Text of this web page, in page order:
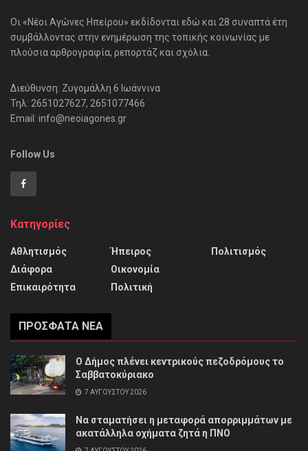
Οι «Νέοι Αγώνες Ηπείρου» εκδίδονται εδώ και 28 συναπτά έτη
συμβάλλοντας στην ενημέρωση της τοπικής κοινωνίας με
πλούσια αρθρογραφία, ρεπορτάζ και σχόλια.
Διεύθυνση: Ζυγομάλλη 6 Ιωάννινα
Τηλ: 2651027627, 2651077466
Email: info@neoiagones.gr
Follow Us
Κατηγορίες
Αθλητισμός
Διάφορα
Επικαιρότητα
Ήπειρος
Οικονομία
Πολιτική
Πολιτισμός
ΠΡΌΣΦΑΤΑ ΝΈΑ
Ο Δήμος πλένει κεντρικούς πεζοδρόμους το
Σαββατοκύριακο
7 ΑΥΓΟΎΣΤΟΥ 2026
Να σταματήσει η μεταφορά απορριμμάτων με
ακατάλληλα οχήματα ζητά η ΠΝΟ